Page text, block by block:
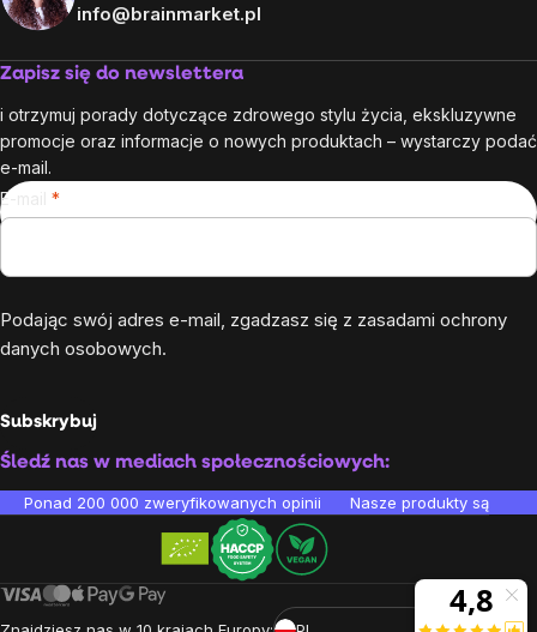
info@brainmarket.pl
Zapisz się do newslettera
i otrzymuj porady dotyczące zdrowego stylu życia, ekskluzywne
promocje oraz informacje o nowych produktach – wystarczy podać
e-mail.
E-mail
Podając swój adres e-mail, zgadzasz się z zasadami ochrony
danych osobowych.
Subskrybuj
Śledź nas w mediach społecznościowych:
Ponad 200 000 zweryfikowanych opinii Nasze produkty są